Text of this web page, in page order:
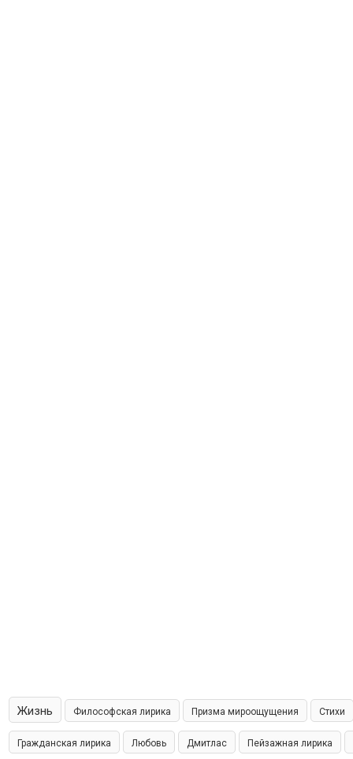
Жизнь Философская лирика Призма мироощущения Стихи
Гражданская лирика Любовь Дмитлас Пейзажная лирика